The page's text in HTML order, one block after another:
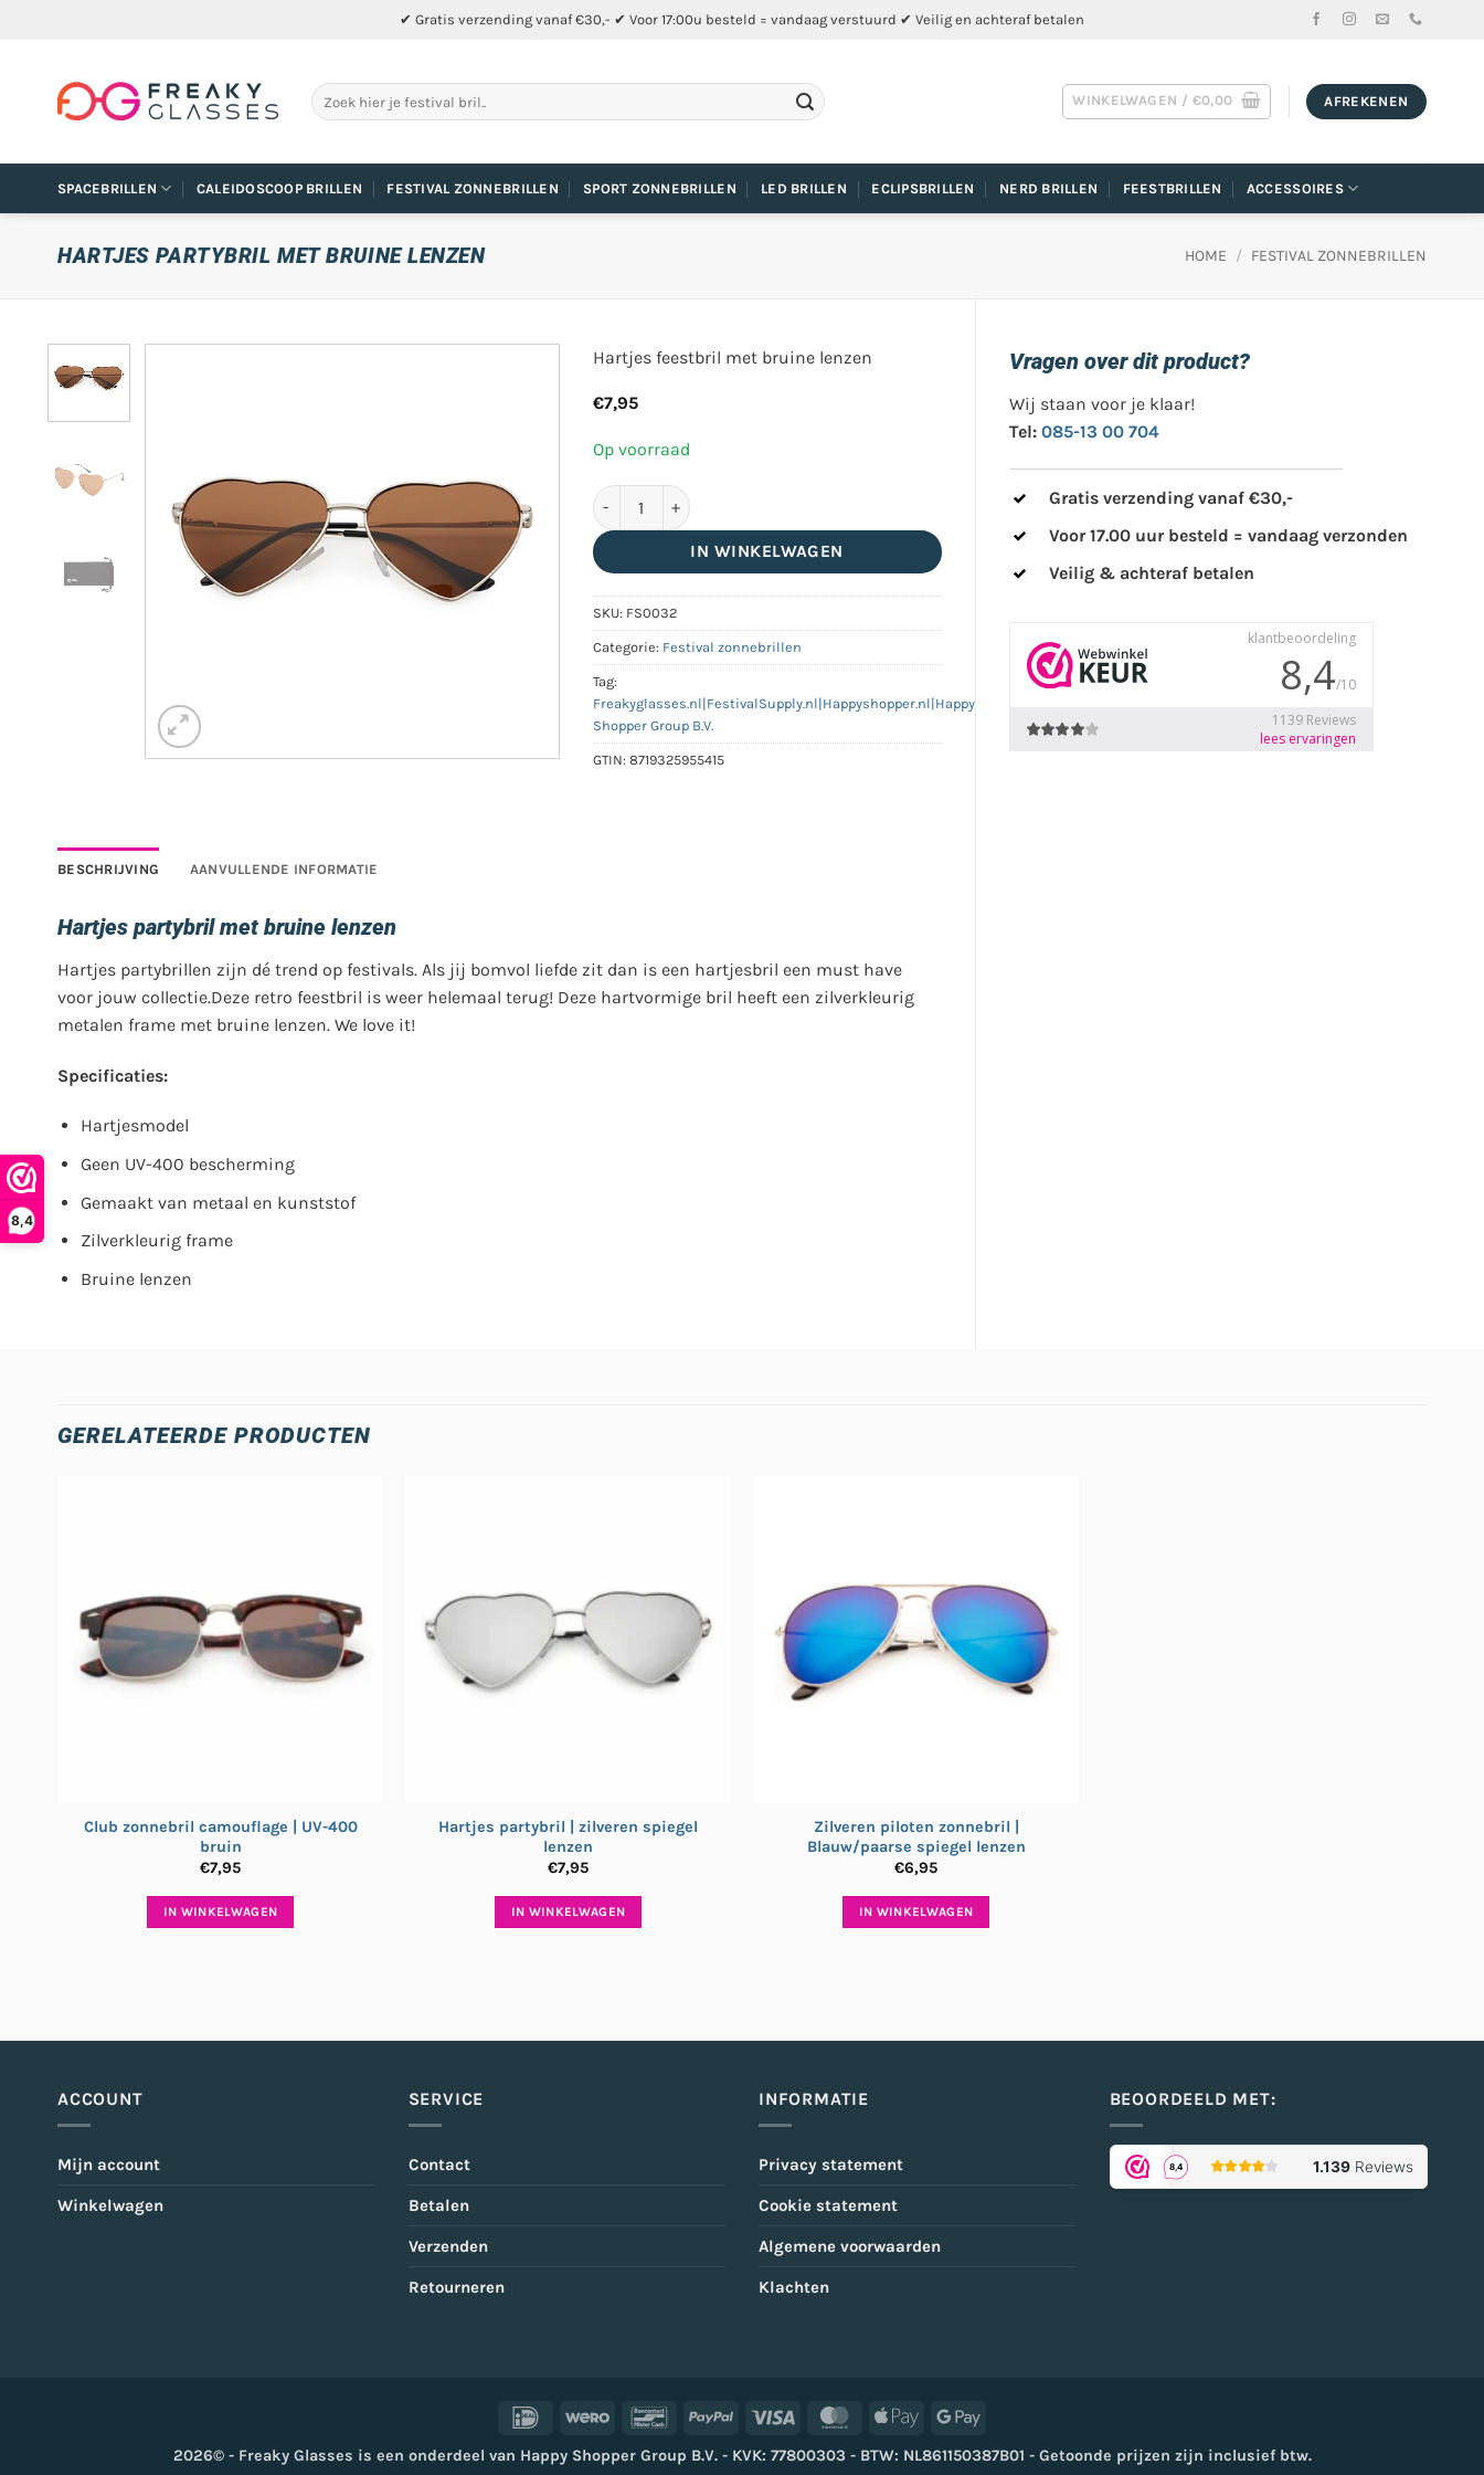
8,4
✔ Gratis verzending vanaf €30,- ✔ Voor 17:00u besteld = vandaag verstuurd ✔ Veilig en achteraf betalen
Zoeken
naar:
WINKELWAGEN / €0,00 AFREKENEN
SPACEBRILLEN CALEIDOSCOOP BRILLEN FESTIVAL ZONNEBRILLEN SPORT ZONNEBRILLEN LED BRILLEN ECLIPSBRILLEN NERD BRILLEN FEESTBRILLEN ACCESSOIRES
HARTJES PARTYBRIL MET BRUINE LENZEN HOME / FESTIVAL ZONNEBRILLEN
Hartjes feestbril met bruine lenzen
€7,95
Op voorraad
Hartjes partybril met bruine lenzen aantal
IN WINKELWAGEN
SKU: FS0032
Categorie: Festival zonnebrillen
Tag:
Freakyglasses.nl|FestivalSupply.nl|Happyshopper.nl|Happy
Shopper Group B.V.
GTIN: 8719325955415
BESCHRIJVING AANVULLENDE INFORMATIE
Hartjes partybril met bruine lenzen
Hartjes partybrillen zijn dé trend op festivals. Als jij bomvol liefde zit dan is een hartjesbril een must have
voor jouw collectie.Deze retro feestbril is weer helemaal terug! Deze hartvormige bril heeft een zilverkleurig
metalen frame met bruine lenzen. We love it!
Specificaties:
Hartjesmodel
Geen UV-400 bescherming
Gemaakt van metaal en kunststof
Zilverkleurig frame
Bruine lenzen
Vragen over dit product?
Wij staan voor je klaar!
Tel: 085-13 00 704
Gratis verzending vanaf €30,-
Voor 17.00 uur besteld = vandaag verzonden
Veilig & achteraf betalen
GERELATEERDE PRODUCTEN
Club zonnebril camouflage | UV-400
bruin
€7,95
IN WINKELWAGEN
Hartjes partybril | zilveren spiegel
lenzen
€7,95
IN WINKELWAGEN
Zilveren piloten zonnebril |
Blauw/paarse spiegel lenzen
€6,95
IN WINKELWAGEN
ACCOUNT
Mijn account
Winkelwagen
SERVICE
Contact
Betalen
Verzenden
Retourneren
INFORMATIE
Privacy statement
Cookie statement
Algemene voorwaarden
Klachten
BEOORDEELD MET:
IDeal Wero BancontactPayPal Visa MasterCard
Apple
Google
2026© - Freaky Glasses is een onderdeel van Happy Shopper Group B.V. - KVK: 77800303 - BTW: NL861150387B01 - Getoonde prijzen zijn inclusief btw.